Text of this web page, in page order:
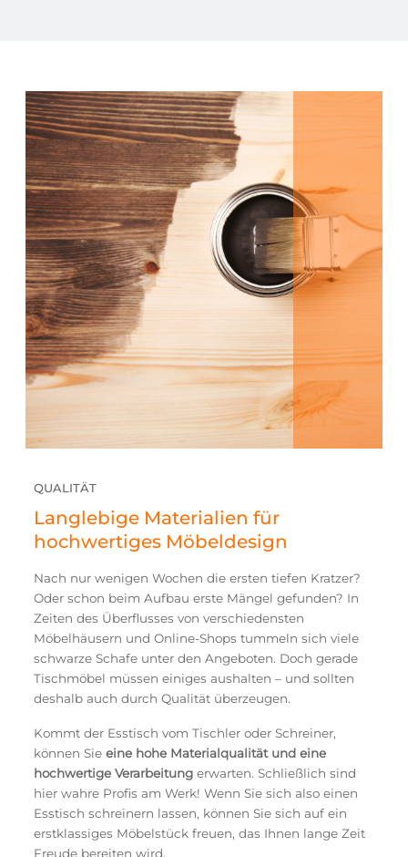
QUALITÄT
Langlebige Materialien für
hochwertiges Möbeldesign
Nach nur wenigen Wochen die ersten tiefen Kratzer?
Oder schon beim Aufbau erste Mängel gefunden? In
Zeiten des Überflusses von verschiedensten
Möbelhäusern und Online-Shops tummeln sich viele
schwarze Schafe unter den Angeboten. Doch gerade
Tischmöbel müssen einiges aushalten – und sollten
deshalb auch durch Qualität überzeugen.
Kommt der Esstisch vom Tischler oder Schreiner,
können Sie eine hohe Materialqualität und eine
hochwertige Verarbeitungerwarten. Schließlich sind
hier wahre Profis am Werk! Wenn Sie sich also einen
Esstisch schreinern lassen, können Sie sich auf ein
erstklassiges Möbelstück freuen, das Ihnen lange Zeit
Freude bereiten wird.